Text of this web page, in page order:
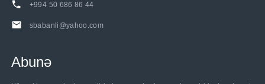
+994 50 686 86 44
sbabanli@yahoo.com
Abunə